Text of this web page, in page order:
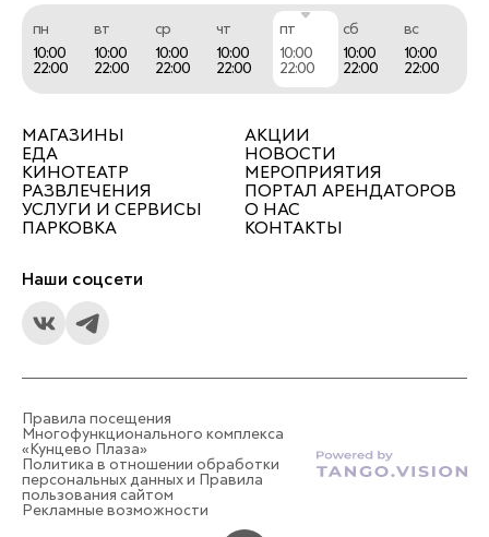
пн
10:00
22:00
вт
10:00
22:00
ср
10:00
22:00
чт
10:00
22:00
пт
10:00
22:00
сб
10:00
22:00
вс
10:00
22:00
МАГАЗИНЫ
ЕДА
КИНОТЕАТР
РАЗВЛЕЧЕНИЯ
УСЛУГИ И СЕРВИСЫ
ПАРКОВКА
АКЦИИ
НОВОСТИ
МЕРОПРИЯТИЯ
ПОРТАЛ АРЕНДАТОРОВ
О НАС
КОНТАКТЫ
Наши соцсети
Правила посещения
Многофункционального комплекса
«Кунцево Плаза»
Политика в отношении обработки
персональных данных и Правила
пользования сайтом
Рекламные возможности